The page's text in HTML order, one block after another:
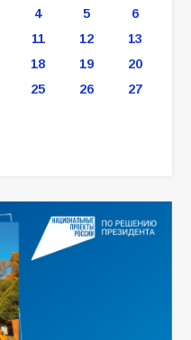
4 5
6
11 12
13
18 19
20
25 26
27